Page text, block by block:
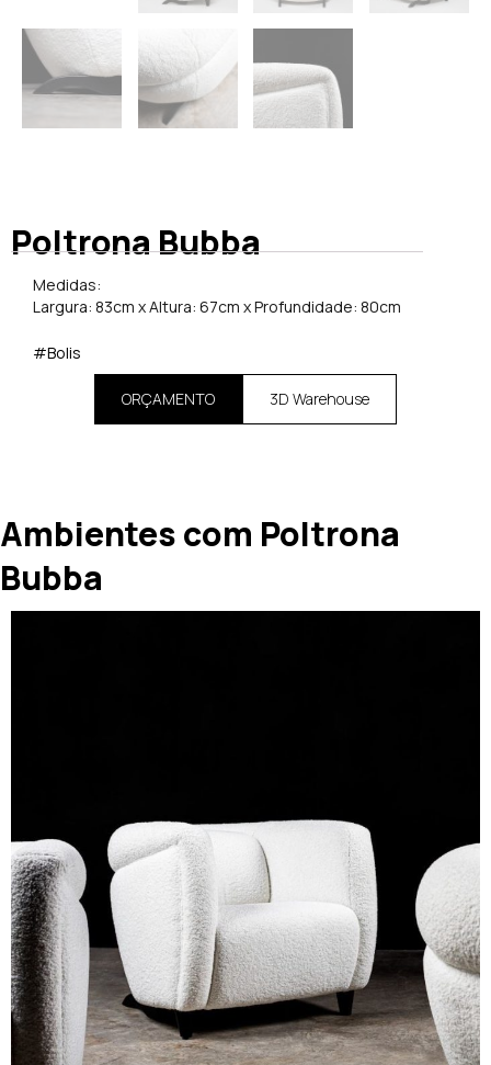
Poltrona Bubba
Medidas:
Largura: 83cm x Altura: 67cm x Profundidade: 80cm
#Bolis
ORÇAMENTO 3D Warehouse
Ambientes com Poltrona
Bubba